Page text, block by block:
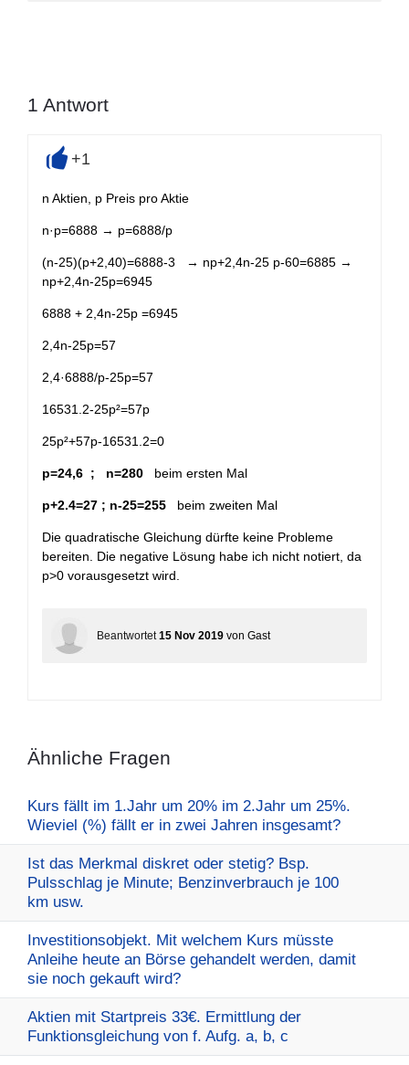
1 Antwort
+1
n Aktien, p Preis pro Aktie
n·p=6888 → p=6888/p
(n-25)(p+2,40)=6888-3 → np+2,4n-25 p-60=6885 →
np+2,4n-25p=6945
6888 + 2,4n-25p =6945
2,4n-25p=57
2,4·6888/p-25p=57
16531.2-25p²=57p
25p²+57p-16531.2=0
p=24,6 ; n=280 beim ersten Mal
p+2.4=27 ; n-25=255 beim zweiten Mal
Die quadratische Gleichung dürfte keine Probleme
bereiten. Die negative Lösung habe ich nicht notiert, da
p>0 vorausgesetzt wird.
Beantwortet 15 Nov 2019 von Gast
Ähnliche Fragen
Kurs fällt im 1.Jahr um 20% im 2.Jahr um 25%.
Wieviel (%) fällt er in zwei Jahren insgesamt?
Ist das Merkmal diskret oder stetig? Bsp.
Pulsschlag je Minute; Benzinverbrauch je 100
km usw.
Investitionsobjekt. Mit welchem Kurs müsste
Anleihe heute an Börse gehandelt werden, damit
sie noch gekauft wird?
Aktien mit Startpreis 33€. Ermittlung der
Funktionsgleichung von f. Aufg. a, b, c